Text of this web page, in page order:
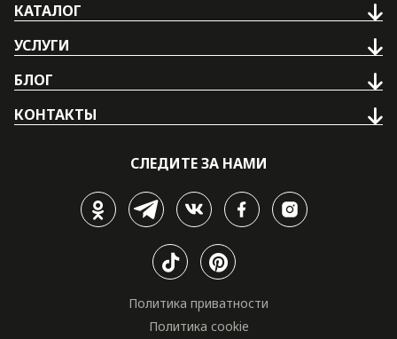
КАТАЛОГ
УСЛУГИ
БЛОГ
КОНТАКТЫ
СЛЕДИТЕ ЗА НАМИ
Политика приватности
Политика cookie